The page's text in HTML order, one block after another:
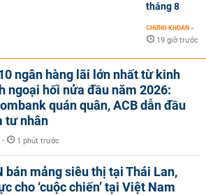
tháng 8
CHỨNG KHOÁN -
19 giờ trước
ngân hàng lãi lớn nhất từ kinh
ngoại hối nửa đầu năm 2026:
quán quân, ACB dẫn đầu
tư nhân
- 1 phút trước
bán mảng siêu thị tại Thái Lan,
cho ‘cuộc chiến’ tại Việt Nam